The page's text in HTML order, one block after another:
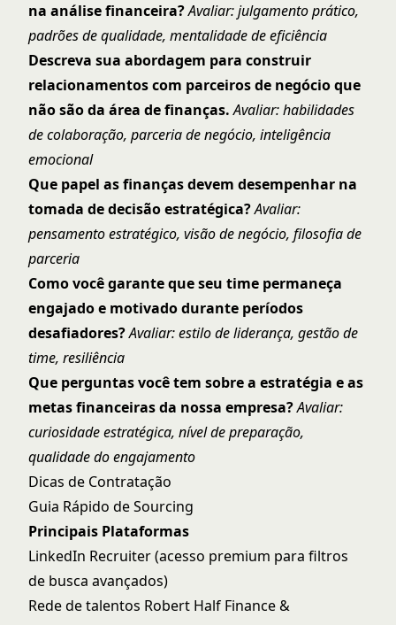
na análise financeira?Avaliar: julgamento prático,
padrões de qualidade, mentalidade de eficiência
Descreva sua abordagem para construir
relacionamentos com parceiros de negócio que
não são da área de finanças. Avaliar: habilidades
de colaboração, parceria de negócio, inteligência
emocional
Que papel as finanças devem desempenhar na
tomada de decisão estratégica?Avaliar:
pensamento estratégico, visão de negócio, filosofia de
parceria
Como você garante que seu time permaneça
engajado e motivado durante períodos
desafiadores?Avaliar: estilo de liderança, gestão de
time, resiliência
Que perguntas você tem sobre a estratégia e as
metas financeiras da nossa empresa?Avaliar:
curiosidade estratégica, nível de preparação,
qualidade do engajamento
Dicas de Contratação
Guia Rápido de Sourcing
Principais Plataformas
LinkedIn Recruiter (acesso premium para filtros
de busca avançados)
Rede de talentos Robert Half Finance &